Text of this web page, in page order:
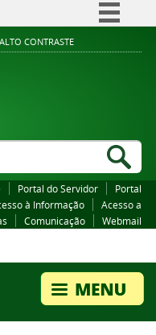
Simplifique!
Legislação
ALTO CONTRASTE
Portal do Servidor
Portal
à Informação
Acesso a
Comunicação Webmail